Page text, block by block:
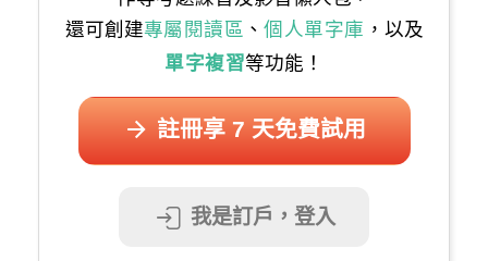
還可創建專屬閱讀區 、 個人單字庫 ，以及
單字複習等功能！
註冊享 7 天免費試用
我是訂戶，登入